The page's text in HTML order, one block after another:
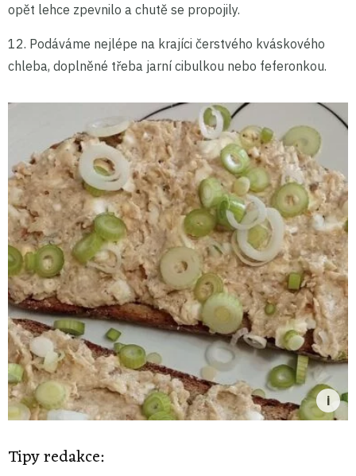
opět lehce zpevnilo a chutě se propojily.
12. Podáváme nejlépe na krajíci čerstvého kváskového
chleba, doplněné třeba jarní cibulkou nebo feferonkou.
Tipy redakce: